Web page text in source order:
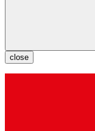
close